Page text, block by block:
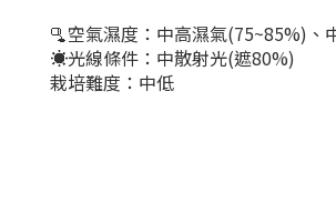
🫗空氣濕度：中高濕氣(75~85%)、
☀️光線條件：中散射光(遮80%)
栽培難度：中低